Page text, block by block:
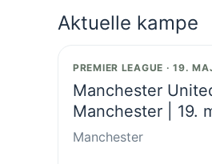
Aktuelle kampe
PREMIER LEAGUE · 19.
Manchester
Manchester | 19.
Manchester